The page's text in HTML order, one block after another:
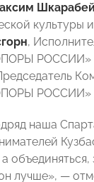
культуры
н,
РОССИИ»
РОССИИ»
наша
объединяться,
лучше», —